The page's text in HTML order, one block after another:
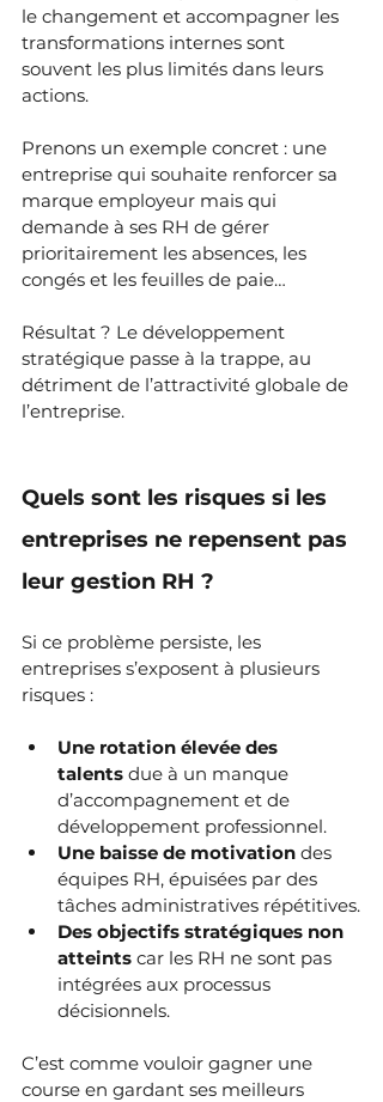
le changement et accompagner les
transformations internes sont
souvent les plus limités dans leurs
actions.
Prenons un exemple concret : une
entreprise qui souhaite renforcer sa
marque employeur mais qui
demande à ses RH de gérer
prioritairement les absences, les
congés et les feuilles de paie…
Résultat ? Le développement
stratégique passe à la trappe, au
détriment de l’attractivité globale de
l’entreprise.
Quels sont les risques si les
entreprises ne repensent pas
leur gestion RH ?
Si ce problème persiste, les
entreprises s’exposent à plusieurs
risques :
Une rotation élevée des
talents due à un manque
d’accompagnement et de
développement professionnel.
Une baisse de motivation des
équipes RH, épuisées par des
tâches administratives répétitives.
Des objectifs stratégiques non
atteints car les RH ne sont pas
intégrées aux processus
décisionnels.
C’est comme vouloir gagner une
course en gardant ses meilleurs